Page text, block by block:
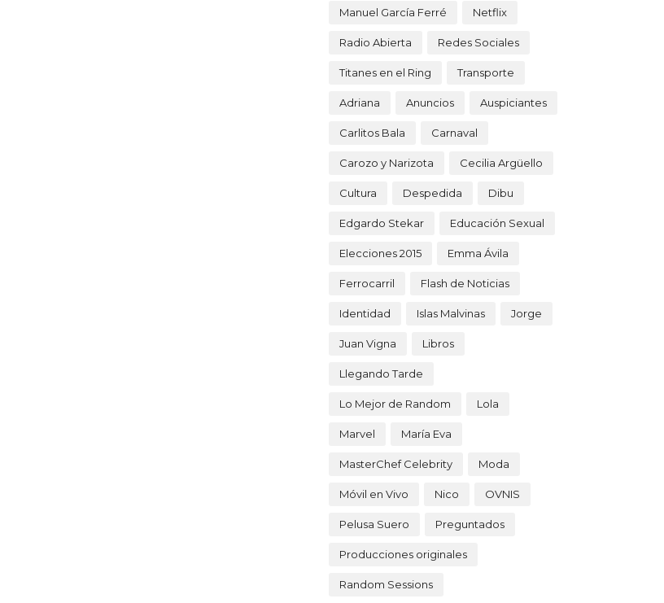
Manuel García Ferré Netflix
Radio Abierta Redes Sociales
Titanes en el Ring Transporte
Adriana Anuncios Auspiciantes
Carlitos Bala Carnaval
Carozo y Narizota Cecilia Argüello
Cultura Despedida Dibu
Edgardo Stekar Educación Sexual
Elecciones 2015 Emma Ávila
Ferrocarril Flash de Noticias
Identidad Islas Malvinas Jorge
Juan Vigna Libros
Llegando Tarde
Lo Mejor de Random Lola
Marvel María Eva
MasterChef Celebrity Moda
Móvil en Vivo Nico OVNIS
Pelusa Suero Preguntados
Producciones originales
Random Sessions